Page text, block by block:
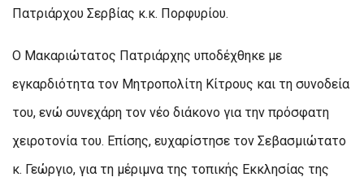
Πατριάρχου Σερβίας κ.κ. Πορφυρίου.
Ο Μακαριώτατος Πατριάρχης υποδέχθηκε με
εγκαρδιότητα τον Μητροπολίτη Κίτρους και τη συνοδεία
του, ενώ συνεχάρη τον νέο διάκονο για την πρόσφατη
χειροτονία του. Επίσης, ευχαρίστησε τον Σεβασμιώτατο
κ. Γεώργιο, για τη μέριμνα της τοπικής Εκκλησίας της